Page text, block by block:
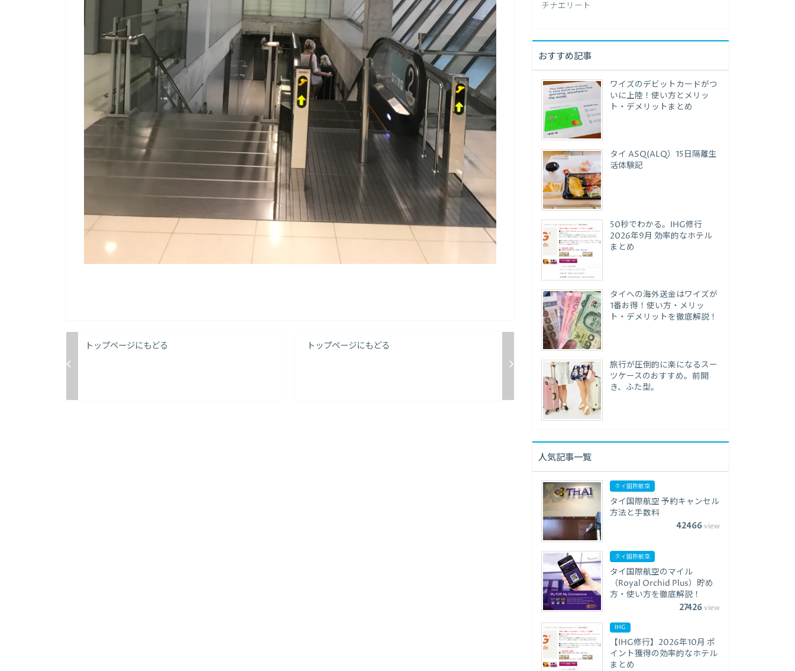
トップページにもどる トップページにもどる
チナエリート
おすすめ記事
ワイズのデビットカードがつ
いに上陸！使い方とメリッ
ト・デメリットまとめ
タイ ASQ(ALQ）15日隔離生
活体験記
50秒でわかる。IHG修行
2026年9月 効率的なホテル
まとめ
タイへの海外送金はワイズが
1番お得！使い方・メリッ
ト・デメリットを徹底解説！
旅行が圧倒的に楽になるスー
ツケースのおすすめ。前開
き、ふた型。
人気記事一覧
タイ国際航空
タイ国際航空 予約キャンセル
方法と手数料
42466view
タイ国際航空
タイ国際航空のマイル
（Royal Orchid Plus）貯め
方・使い方を徹底解説！
27426view
IHG
【IHG修行】2026年10月 ポ
イント獲得の効率的なホテル
まとめ